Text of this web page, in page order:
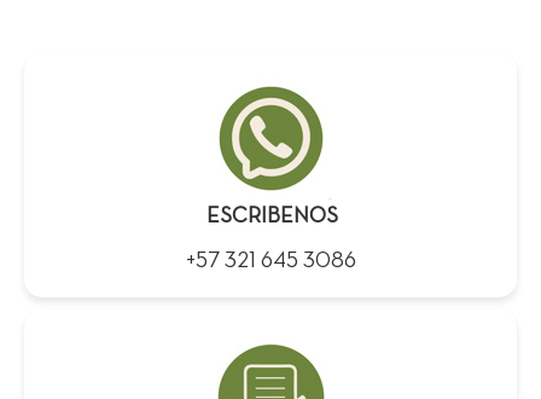
ESCRIBENOS
+57 321 645 3086